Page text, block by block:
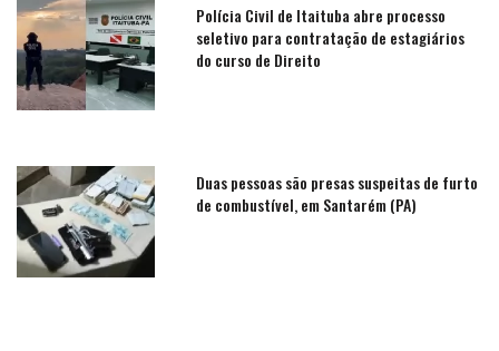
Polícia Civil de Itaituba abre processo
seletivo para contratação de estagiários
do curso de Direito
Duas pessoas são presas suspeitas de furto
de combustível, em Santarém (PA)